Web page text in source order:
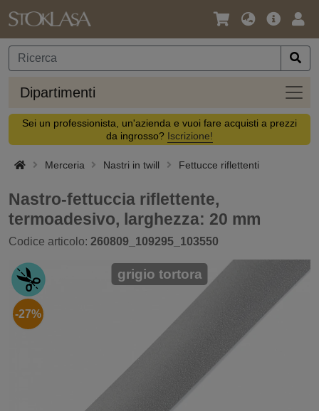
Lingua
Valuta
Offerta
Dipartimenti
Sei un professionista, un'azienda e vuoi fare acquisti a prezzi
da ingrosso? Iscrizione!
Merceria Nastri in twill Fettucce riflettenti
Nastro-fettuccia riflettente,
termoadesivo, larghezza: 20 mm
Codice articolo: 260809_109295_103550
-27%
grigio tortora